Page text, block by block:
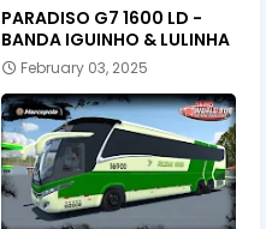
PARADISO G7 1600 LD -
BANDA IGUINHO & LULINHA
February 03, 2025